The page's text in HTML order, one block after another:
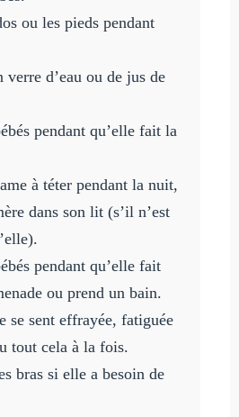
ou les pieds pendant
d’eau ou de jus de
pendant qu’elle fait la
à téter pendant la nuit,
dans son lit (s’il n’est
pendant qu’elle fait
ou prend un bain.
se sent effrayée, fatiguée
tout cela à la fois.
bras si elle a besoin de